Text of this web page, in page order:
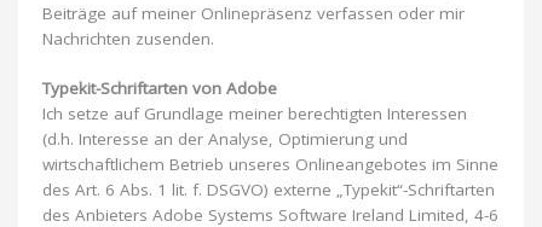
Beiträge auf meiner Onlinepräsenz verfassen oder mir
Nachrichten zusenden.
Typekit-Schriftarten von Adobe
Ich setze auf Grundlage meiner berechtigten Interessen
(d.h. Interesse an der Analyse, Optimierung und
wirtschaftlichem Betrieb unseres Onlineangebotes im Sinne
des Art. 6 Abs. 1 lit. f. DSGVO) externe „Typekit“-Schriftarten
des Anbieters Adobe Systems Software Ireland Limited, 4-6